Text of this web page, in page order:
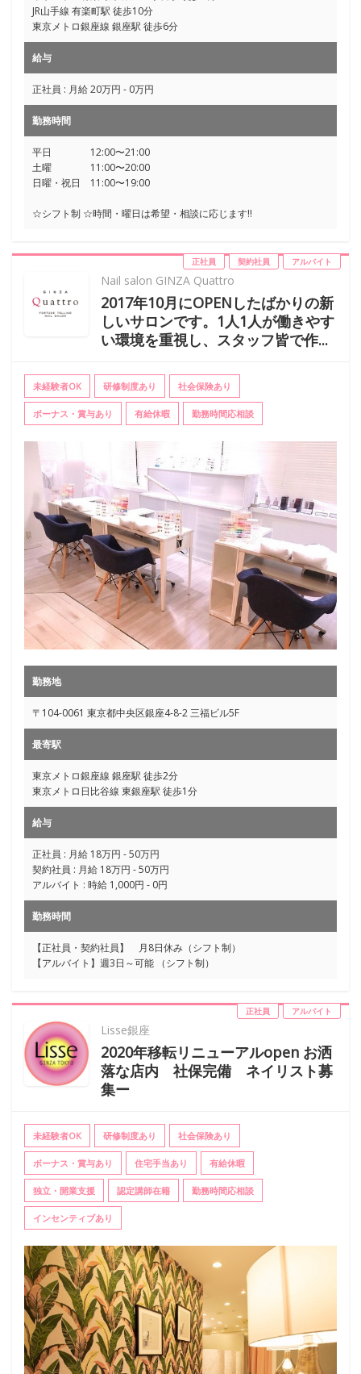
JR山手線 有楽町駅 徒歩10分
東京メトロ銀座線 銀座駅 徒歩6分
給与
正社員 : 月給 20万円 - 0万円
勤務時間
平日 12:00〜21:00
土曜 11:00〜20:00
日曜・祝日 11:00〜19:00
☆シフト制 ☆時間・曜日は希望・相談に応じます!!
正社員 契約社員 アルバイト
Nail salon GINZA Quattro
2017年10月にOPENしたばかりの新
しいサロンです。1人1人が働きやす
い環境を重視し、スタッフ皆で作...
未経験者OK 研修制度あり 社会保険あり
ボーナス・賞与あり 有給休暇 勤務時間応相談
勤務地
〒104-0061 東京都中央区銀座4-8-2 三福ビル5F
最寄駅
東京メトロ銀座線 銀座駅 徒歩2分
東京メトロ日比谷線 東銀座駅 徒歩1分
給与
正社員 : 月給 18万円 - 50万円
契約社員 : 月給 18万円 - 50万円
アルバイト : 時給 1,000円 - 0円
勤務時間
【正社員・契約社員】 月8日休み（シフト制）
【アルバイト】週3日～可能 （シフト制）
正社員 アルバイト
Lisse銀座
2020年移転リニューアルopen お洒
落な店内 社保完備 ネイリスト募
集ー
未経験者OK 研修制度あり 社会保険あり
ボーナス・賞与あり 住宅手当あり 有給休暇
独立・開業支援 認定講師在籍 勤務時間応相談
インセンティブあり